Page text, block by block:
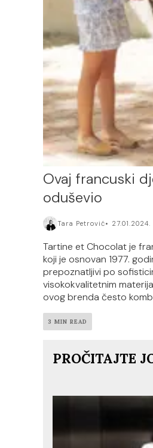
Ovaj francuski
oduševio
Tara Petrović 27.01.2024.
Tartine et Chocolat je
koji je osnovan 1977.
prepoznatljivi po
visokokvalitetnim
ovog brenda često
3 MIN READ
PROČITAJTE